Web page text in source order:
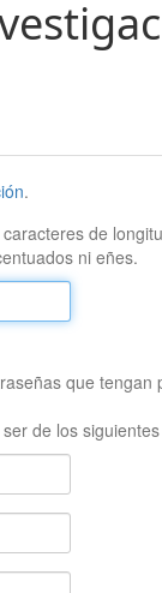
.
de
ni eñes.
que
de los